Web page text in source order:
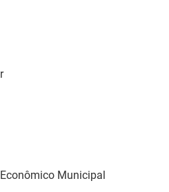
Municipal